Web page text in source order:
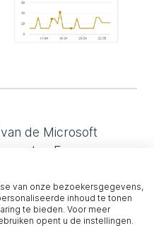
de Microsoft
Exposure
beter het is.
kan je dan een
in het
van onze bezoekersgegevens,
inhoud te tonen
te bieden. Voor meer
opent u de instellingen.